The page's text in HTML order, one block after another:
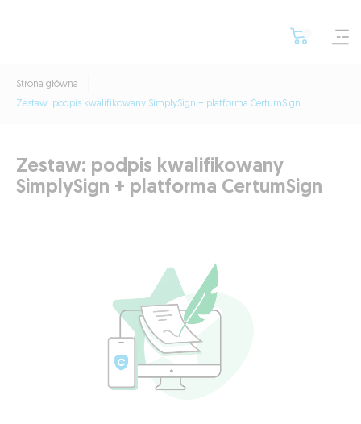
Strona główna
Zestaw: podpis kwalifikowany SimplySign + platforma CertumSign
Zestaw: podpis kwalifikowany
SimplySign + platforma CertumSign